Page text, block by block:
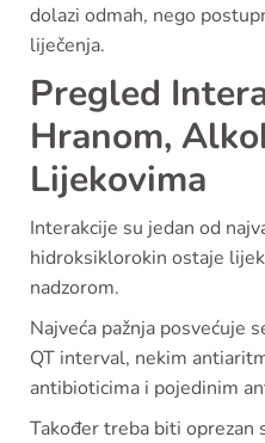
dolazi odmah, nego
liječenja.
Pregled
Hranom,
Lijekovima
Interakcije su jedan od
hidroksiklorokin ostaje
nadzorom.
Najveća pažnja posvećuje
QT interval, nekim
antibioticima i pojedinim
Također treba biti